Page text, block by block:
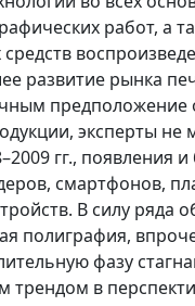
работ, а
средств
развитие рынка
предположение
эксперты не
гг., появления
смартфонов,
В силу ряда
полиграфия,
фазу
в